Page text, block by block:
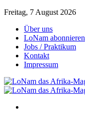
Freitag, 7 August 2026
Über uns
LoNam abonnieren
Jobs / Praktikum
Kontakt
Impressum